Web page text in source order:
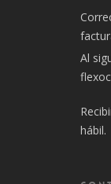
Al
hábil.